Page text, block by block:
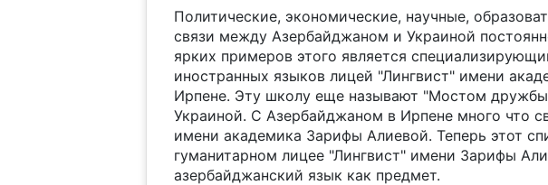
Политические, экономические, научные,
связи между Азербайджаном и Украиной
ярких примеров этого является
иностранных языков лицей "Лингвист" имени
Ирпене. Эту школу еще называют "Мостом
Украиной. С Азербайджаном в Ирпене много что
имени академика Зарифы Алиевой. Теперь этот
гуманитарном лицее "Лингвист" имени Зарифы
азербайджанский язык как предмет.